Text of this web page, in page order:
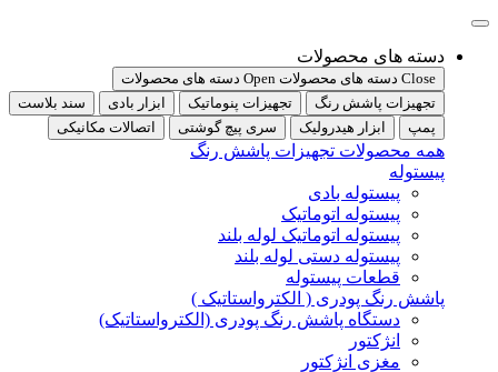
دسته های محصولات
Close دسته های محصولات
Open دسته های محصولات
تجهیزات پاشش رنگ
تجهیزات پنوماتیک ابزار بادی
سند بلاست
پمپ
ابزار هیدرولیک سری پیچ گوشتی اتصالات مکانیکی
همه محصولات تجهیزات پاشش رنگ
پیستوله
پیستوله بادی
پیستوله اتوماتیک
پیستوله اتوماتیک لوله بلند
پیستوله دستی لوله بلند
قطعات پیستوله
پاشش رنگ پودری ( الکترواستاتیک )
دستگاه پاشش رنگ پودری (الکترواستاتیک)
انژکتور
مغزی انژکتور